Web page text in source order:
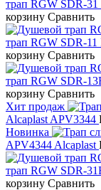
трап RGW SDR-31
корзину Сравнить
трап RGW SDR-
корзину Сравнить
трап RGW SDR-
корзину Сравнить
Хит продаж
Alcaplast APV3344
Новинка
APV4344 Alcaplast
трап RGW SDR-
корзину Сравнить